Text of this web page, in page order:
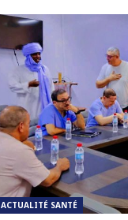
ACTUALITÉ SANTÉ